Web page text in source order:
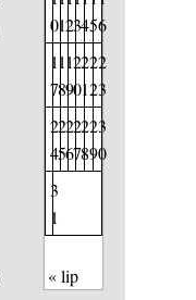
0123456
1
7
1
8
1
9
2
0
2
1
2
2
2
3
2
4
2
5
2
6
2
7
2
8
2
9
3
0
3
1
« lip